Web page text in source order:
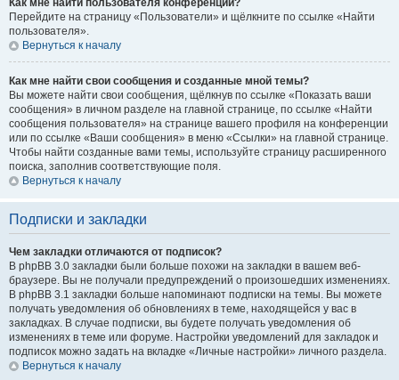
Как мне найти пользователя конференции?
Перейдите на страницу «Пользователи» и щёлкните по ссылке «Найти
пользователя».
Вернуться к началу
Как мне найти свои сообщения и созданные мной темы?
Вы можете найти свои сообщения, щёлкнув по ссылке «Показать ваши
сообщения» в личном разделе на главной странице, по ссылке «Найти
сообщения пользователя» на странице вашего профиля на конференции
или по ссылке «Ваши сообщения» в меню «Ссылки» на главной странице.
Чтобы найти созданные вами темы, используйте страницу расширенного
поиска, заполнив соответствующие поля.
Вернуться к началу
Подписки и закладки
Чем закладки отличаются от подписок?
В phpBB 3.0 закладки были больше похожи на закладки в вашем веб-
браузере. Вы не получали предупреждений о произошедших изменениях.
В phpBB 3.1 закладки больше напоминают подписки на темы. Вы можете
получать уведомления об обновлениях в теме, находящейся у вас в
закладках. В случае подписки, вы будете получать уведомления об
изменениях в теме или форуме. Настройки уведомлений для закладок и
подписок можно задать на вкладке «Личные настройки» личного раздела.
Вернуться к началу